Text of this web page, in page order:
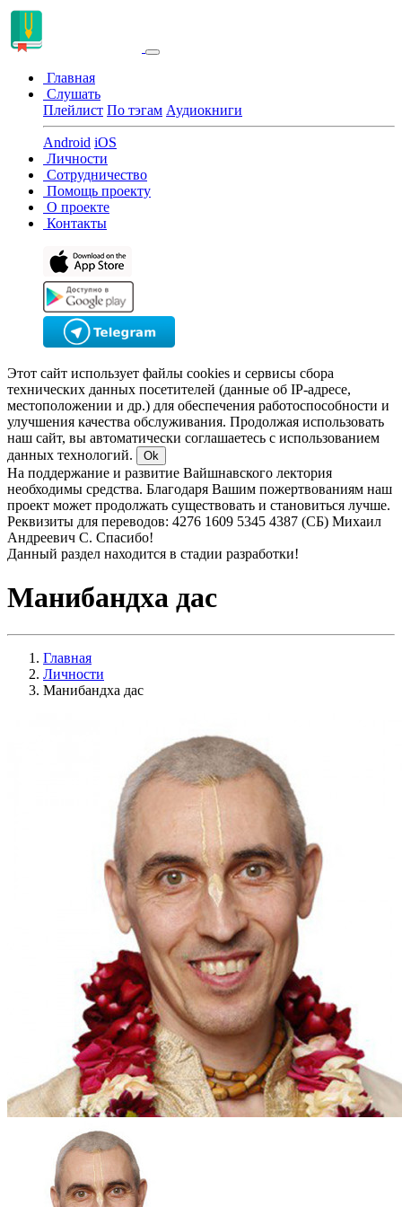
Главная
Слушать
Плейлист По тэгам Аудиокниги
Android iOS
Личности
Сотрудничество
Помощь проекту
О проекте
Контакты
Этот сайт использует файлы cookies и сервисы сбора
технических данных посетителей (данные об IP-адресе,
местоположении и др.) для обеспечения работоспособности и
улучшения качества обслуживания. Продолжая использовать
наш сайт, вы автоматически соглашаетесь с использованием
данных технологий.
Ok
На поддержание и развитие Вайшнавского лектория
необходимы средства. Благодаря Вашим пожертвованиям наш
проект может продолжать существовать и становиться лучше.
Реквизиты для переводов: 4276 1609 5345 4387 (СБ) Михаил
Андреевич С. Спасибо!
Данный раздел находится в стадии разработки!
Манибандха дас
Главная
Личности
Манибандха дас